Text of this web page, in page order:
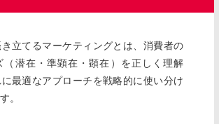
立てるマーケティングとは、消費者の
（潜在・準顕在・顕在）を正しく理解
に最適なアプローチを戦略的に使い分け
。